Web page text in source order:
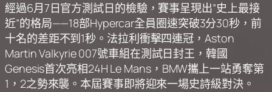
經過6月7日官方測試日的檢驗，賽事呈現出”史上最接
近”的格局——18部Hypercar全員圈速突破3分30秒，前
十名的差距不到1秒。法拉利衝擊四連冠，Aston
Martin Valkyrie 007號車組在測試日封王，韓國
Genesis首次亮相24H Le Mans，BMW攜上一站勇奪第
1，2之勢來襲。本屆賽事即將迎來一場史詩級對決。